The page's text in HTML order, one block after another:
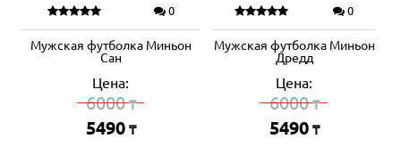
0
Мужская футболка Миньон
Сан
Цена:
6000₸
5490 ₸
0
Мужская футболка Миньон
Дредд
Цена:
6000₸
5490 ₸